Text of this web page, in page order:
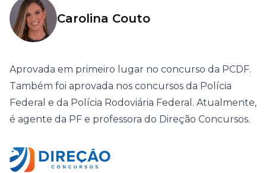
Carolina Couto
Aprovada em primeiro lugar no concurso da PCDF.
Também foi aprovada nos concursos da Polícia
Federal e da Polícia Rodoviária Federal. Atualmente,
é agente da PF e professora do Direção Concursos.